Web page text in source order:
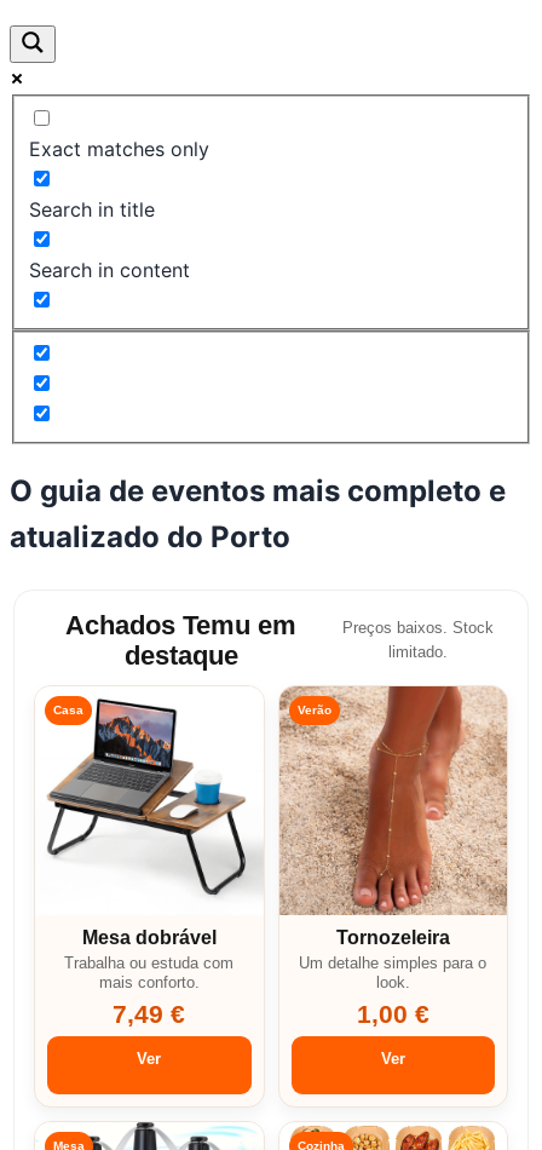
Exact matches only
Search in title
Search in content
O guia de eventos mais completo e
atualizado do Porto
Achados Temu em
destaque
Preços baixos. Stock
limitado.
Casa
Mesa dobrável
Trabalha ou estuda com
mais conforto.
7,49 €
Ver
Verão
Tornozeleira
Um detalhe simples para o
look.
1,00 €
Ver
Mesa Cozinha